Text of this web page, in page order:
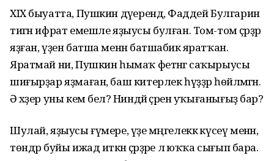
ХIХ быуатта, Пушкин дәүерендә, Фаддей Булгарин
тигән ифрат емешле яҙыусы булған. Том-том әҫәрҙәр
яҙған, үҙен батша менән батшабикә яратҡан.
Яратмай ни, Пушкин һымаҡ фетнәгә саҡырыусы
шиғырҙар яҙмаған, баш китерлек һүҙҙәр һөйләмәгән.
Ә хәҙер уны кем белә? Ниндәй әҫәрен уҡығанығыҙ бар?
Шулай, яҙыусы ғүмере, үҙе мәңгелеккә күсеү менән,
төндәр буйы ижад иткән әҫәрҙәре лә юҡҡа сығып бара.